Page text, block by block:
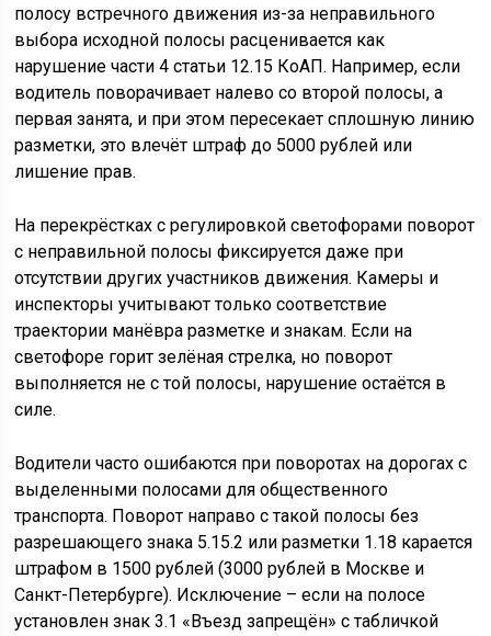
полосу встречного движения из-за неправильного
выбора исходной полосы расценивается как
нарушение части 4 статьи 12.15 КоАП. Например, если
водитель поворачивает налево со второй полосы, а
первая занята, и при этом пересекает сплошную линию
разметки, это влечёт штраф до 5000 рублей или
лишение прав.
На перекрёстках с регулировкой светофорами поворот
с неправильной полосы фиксируется даже при
отсутствии других участников движения. Камеры и
инспекторы учитывают только соответствие
траектории манёвра разметке и знакам. Если на
светофоре горит зелёная стрелка, но поворот
выполняется не с той полосы, нарушение остаётся в
силе.
Водители часто ошибаются при поворотах на дорогах с
выделенными полосами для общественного
транспорта. Поворот направо с такой полосы без
разрешающего знака 5.15.2 или разметки 1.18 карается
штрафом в 1500 рублей (3000 рублей в Москве и
Санкт-Петербурге). Исключение – если на полосе
установлен знак 3.1 «Въезд запрещён» с табличкой